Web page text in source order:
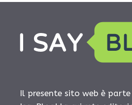
Il presente sito web è